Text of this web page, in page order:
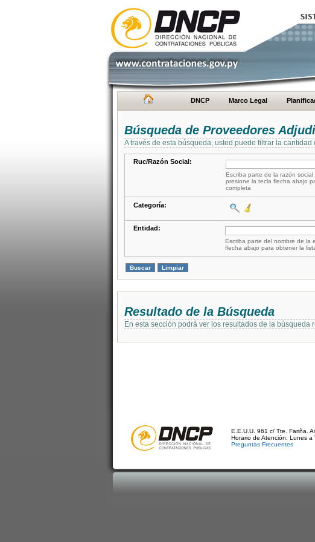
DNCP Marco Legal
Búsqueda de Proveedores
A través de esta búsqueda, usted puede filtrar la
Ruc/Razón Social:
Escriba parte de la razón
presione la tecla flecha abajo
completa
Categoría:
Entidad:
Escriba parte del nombre de la
flecha abajo para obtener la
Resultado de la Búsqueda
En esta sección podrá ver los resultados de la búsqueda
E.E.U.U. 961 c/ Tte. Fariña.
Horario de Atención: Lunes
Preguntas Frecuentes